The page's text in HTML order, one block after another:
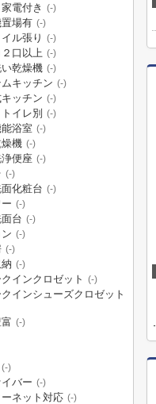
電付き (-)
場有 (-)
ル張り (-)
口以上 (-)
乾燥機 (-)
キッチン (-)
ッチン (-)
イレ別 (-)
浴室 (-)
機 (-)
便座 (-)
(-)
化粧台 (-)
(-)
台 (-)
(-)
(-)
(-)
インクロゼット (-)
インシューズクロゼット
(-)
(-)
バー (-)
ネット対応 (-)